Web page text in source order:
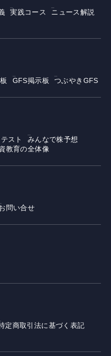
実践コース
ニュース解説
GFS掲示板 つぶやきGFS
スト
みんなで株予想
教育の全体像
問い合せ
定商取引法に基づく表記